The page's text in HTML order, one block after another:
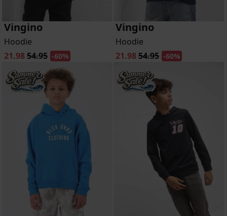
Vingino
Hoodie
21.9854.95 -60%
Vingino
Hoodie
21.9854.95 -60%